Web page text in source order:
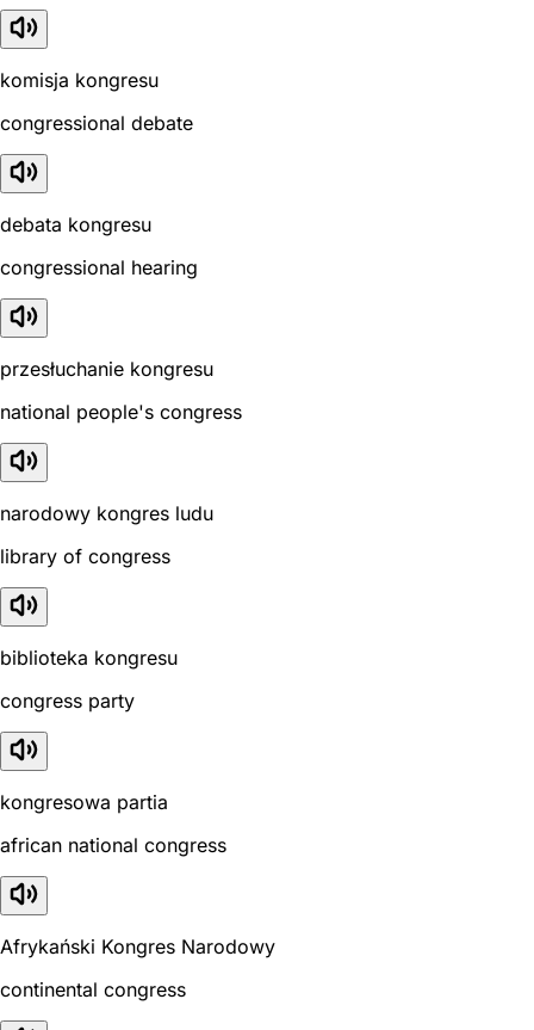
komisja kongresu
congressional debate
debata kongresu
congressional hearing
przesłuchanie kongresu
national people's congress
narodowy kongres ludu
library of congress
biblioteka kongresu
congress party
kongresowa partia
african national congress
Afrykański Kongres Narodowy
continental congress